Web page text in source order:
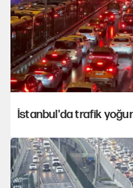
İstanbul'da trafik